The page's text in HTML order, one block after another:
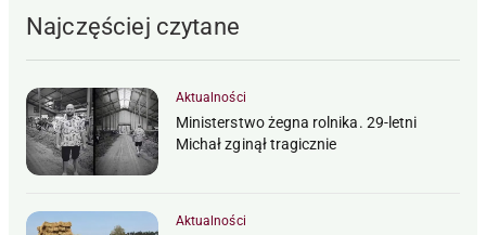
Najczęściej czytane
Aktualności
Ministerstwo żegna rolnika. 29-letni
Michał zginął tragicznie
Aktualności